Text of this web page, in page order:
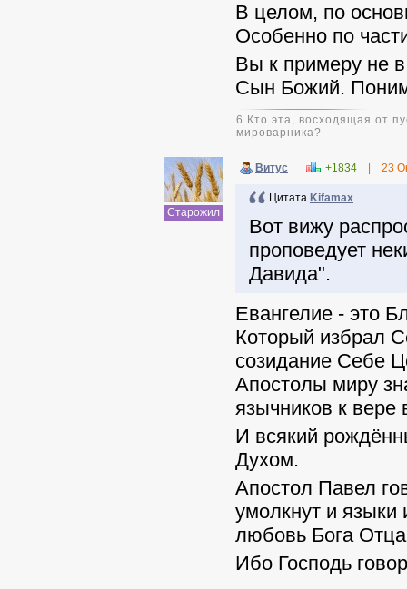
В целом, по
Особенно по
Вы к примеру не
Сын Божий.
6 Кто эта, восходящая от
мироварника?
Старожил
Витус +1834 23
Цитата Kifamax
Вот вижу
проповедует
Давида".
Евангелие - это
Который избрал
созидание Себе
Апостолы миру
язычников к вере
И всякий
Духом.
Апостол Павел
умолкнут и языки
любовь Бога
Ибо Господь